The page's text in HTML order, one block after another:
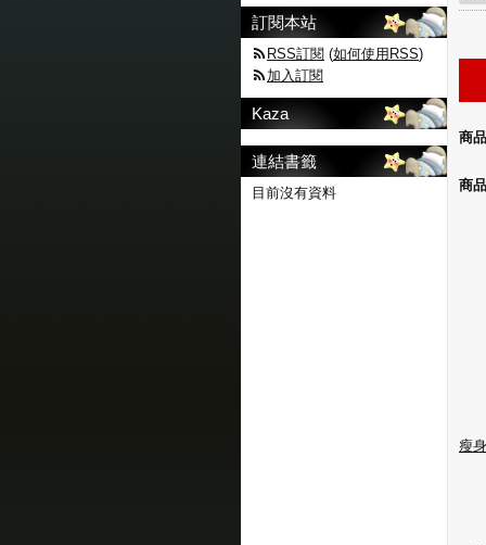
商
商
瘦
訂閱本站
RSS訂閱 (如何使用RSS)
加入訂閱
Kaza
連結書籤
目前沒有資料